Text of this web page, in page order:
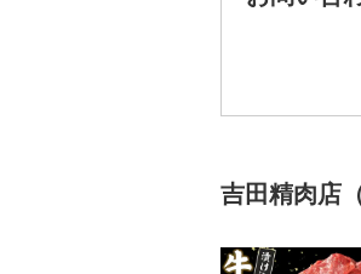
吉田精肉店